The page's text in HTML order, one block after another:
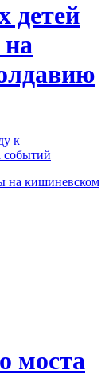
детей
на
к
событий
на кишиневском
моста